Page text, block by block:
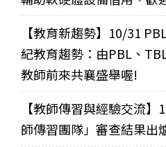
【教育新趨勢】10/31
紀教育趨勢：由PBL、
教師前來共襄盛舉喔!
【教師傳習與經驗交流
師傳習團隊」審查結果出